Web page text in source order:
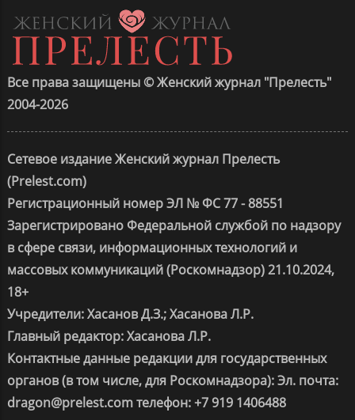
Все права защищены © Женский журнал "Прелесть"
2004-2026
Сетевое издание Женский журнал Прелесть
(Prelest.com)
Регистрационный номер ЭЛ № ФС 77 - 88551
Зарегистрировано Федеральной службой по надзору
в сфере связи, информационных технологий и
массовых коммуникаций (Роскомнадзор) 21.10.2024,
18+
Учредители: Хасанов Д.З.; Хасанова Л.Р.
Главный редактор: Хасанова Л.Р.
Контактные данные редакции для государственных
органов (в том числе, для Роскомнадзора): Эл. почта:
dragon@prelest.com телефон: +7 919 1406488